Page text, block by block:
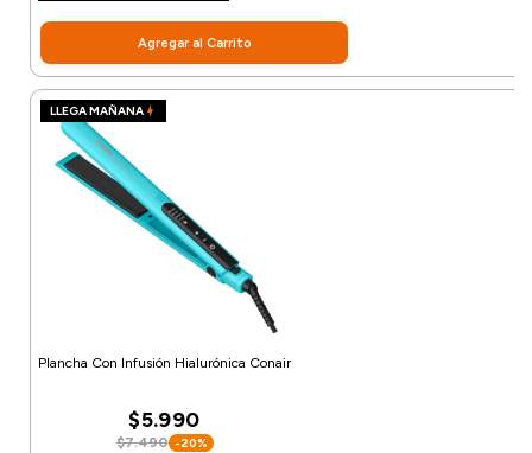
Agregar al Carrito
LLEGA MAÑANA
Plancha Con Infusión Hialurónica Conair
$5.990
$7.490 -20%